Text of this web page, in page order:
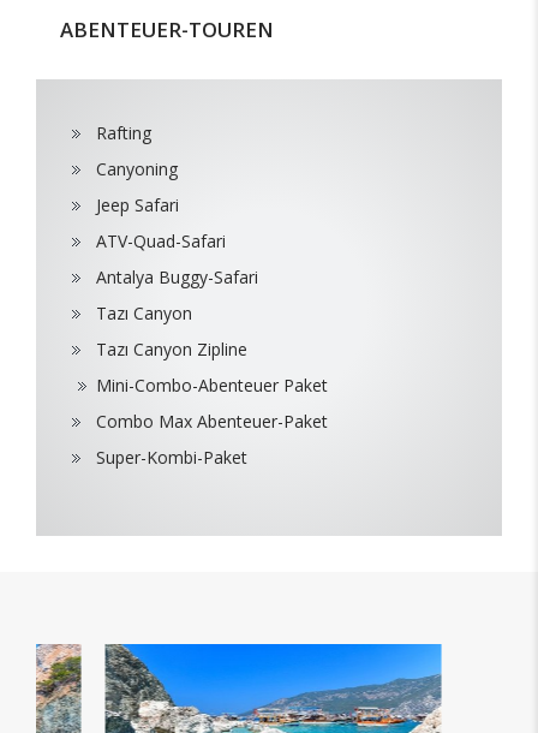
ABENTEUER-TOUREN
Rafting
Canyoning
Jeep Safari
ATV-Quad-Safari
Antalya Buggy-Safari
Tazı Canyon
Tazı Canyon Zipline
Mini-Combo-Abenteuer Paket
Combo Max Abenteuer-Paket
Super-Kombi-Paket